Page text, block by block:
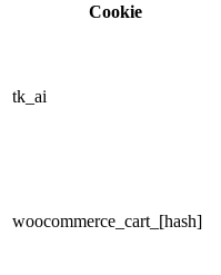
Cookie
tk_ai
woocommerce_cart_[hash]